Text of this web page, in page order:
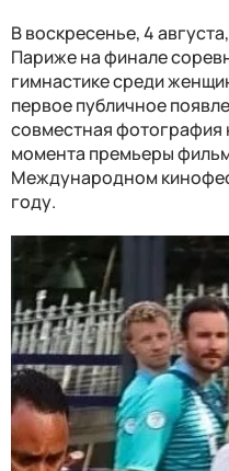
В воскресенье, 4
Париже на финале
гимнастике среди
первое публичное
совместная фотография
момента премьеры
Международном
году.